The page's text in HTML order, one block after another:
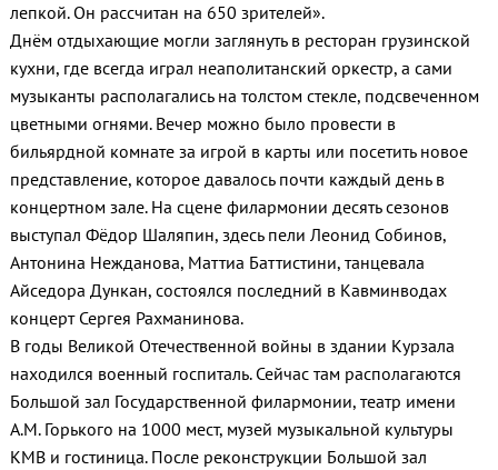
лепкой. Он рассчитан на 650 зрителей».
Днём отдыхающие могли заглянуть в ресторан грузинской
кухни, где всегда играл неаполитанский оркестр, а сами
музыканты располагались на толстом стекле, подсвеченном
цветными огнями. Вечер можно было провести в
бильярдной комнате за игрой в карты или посетить новое
представление, которое давалось почти каждый день в
концертном зале. На сцене филармонии десять сезонов
выступал Фёдор Шаляпин, здесь пели Леонид Собинов,
Антонина Нежданова, Маттиа Баттистини, танцевала
Айседора Дункан, состоялся последний в Кавминводах
концерт Сергея Рахманинова.
В годы Великой Отечественной войны в здании Курзала
находился военный госпиталь. Сейчас там располагаются
Большой зал Государственной филармонии, театр имени
А.М. Горького на 1000 мест, музей музыкальной культуры
КМВ и гостиница. После реконструкции Большой зал